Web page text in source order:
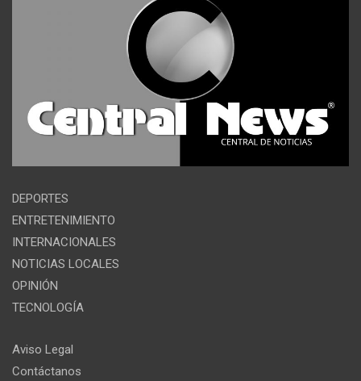
DEPORTES
ENTRETENIMIENTO
INTERNACIONALES
NOTICIAS LOCALES
OPINIÓN
TECNOLOGÍA
Aviso Legal
Contáctanos